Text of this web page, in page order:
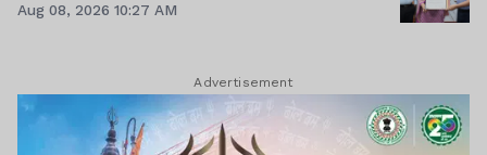
Aug 08, 2026 10:27 AM
Advertisement